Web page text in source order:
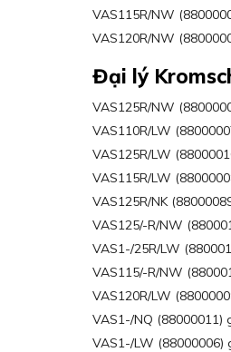
VAS115R/NW
VAS120R/NW
Đại lý
VAS125R/NW
VAS110R/LW
VAS125R/LW
VAS115R/LW
VAS125R/NK
VAS125/-R/NW
VAS1-/25R/LW
VAS115/-R/NW
VAS120R/LW
VAS1-/NQ (88000011)
VAS1-/LW (88000006)